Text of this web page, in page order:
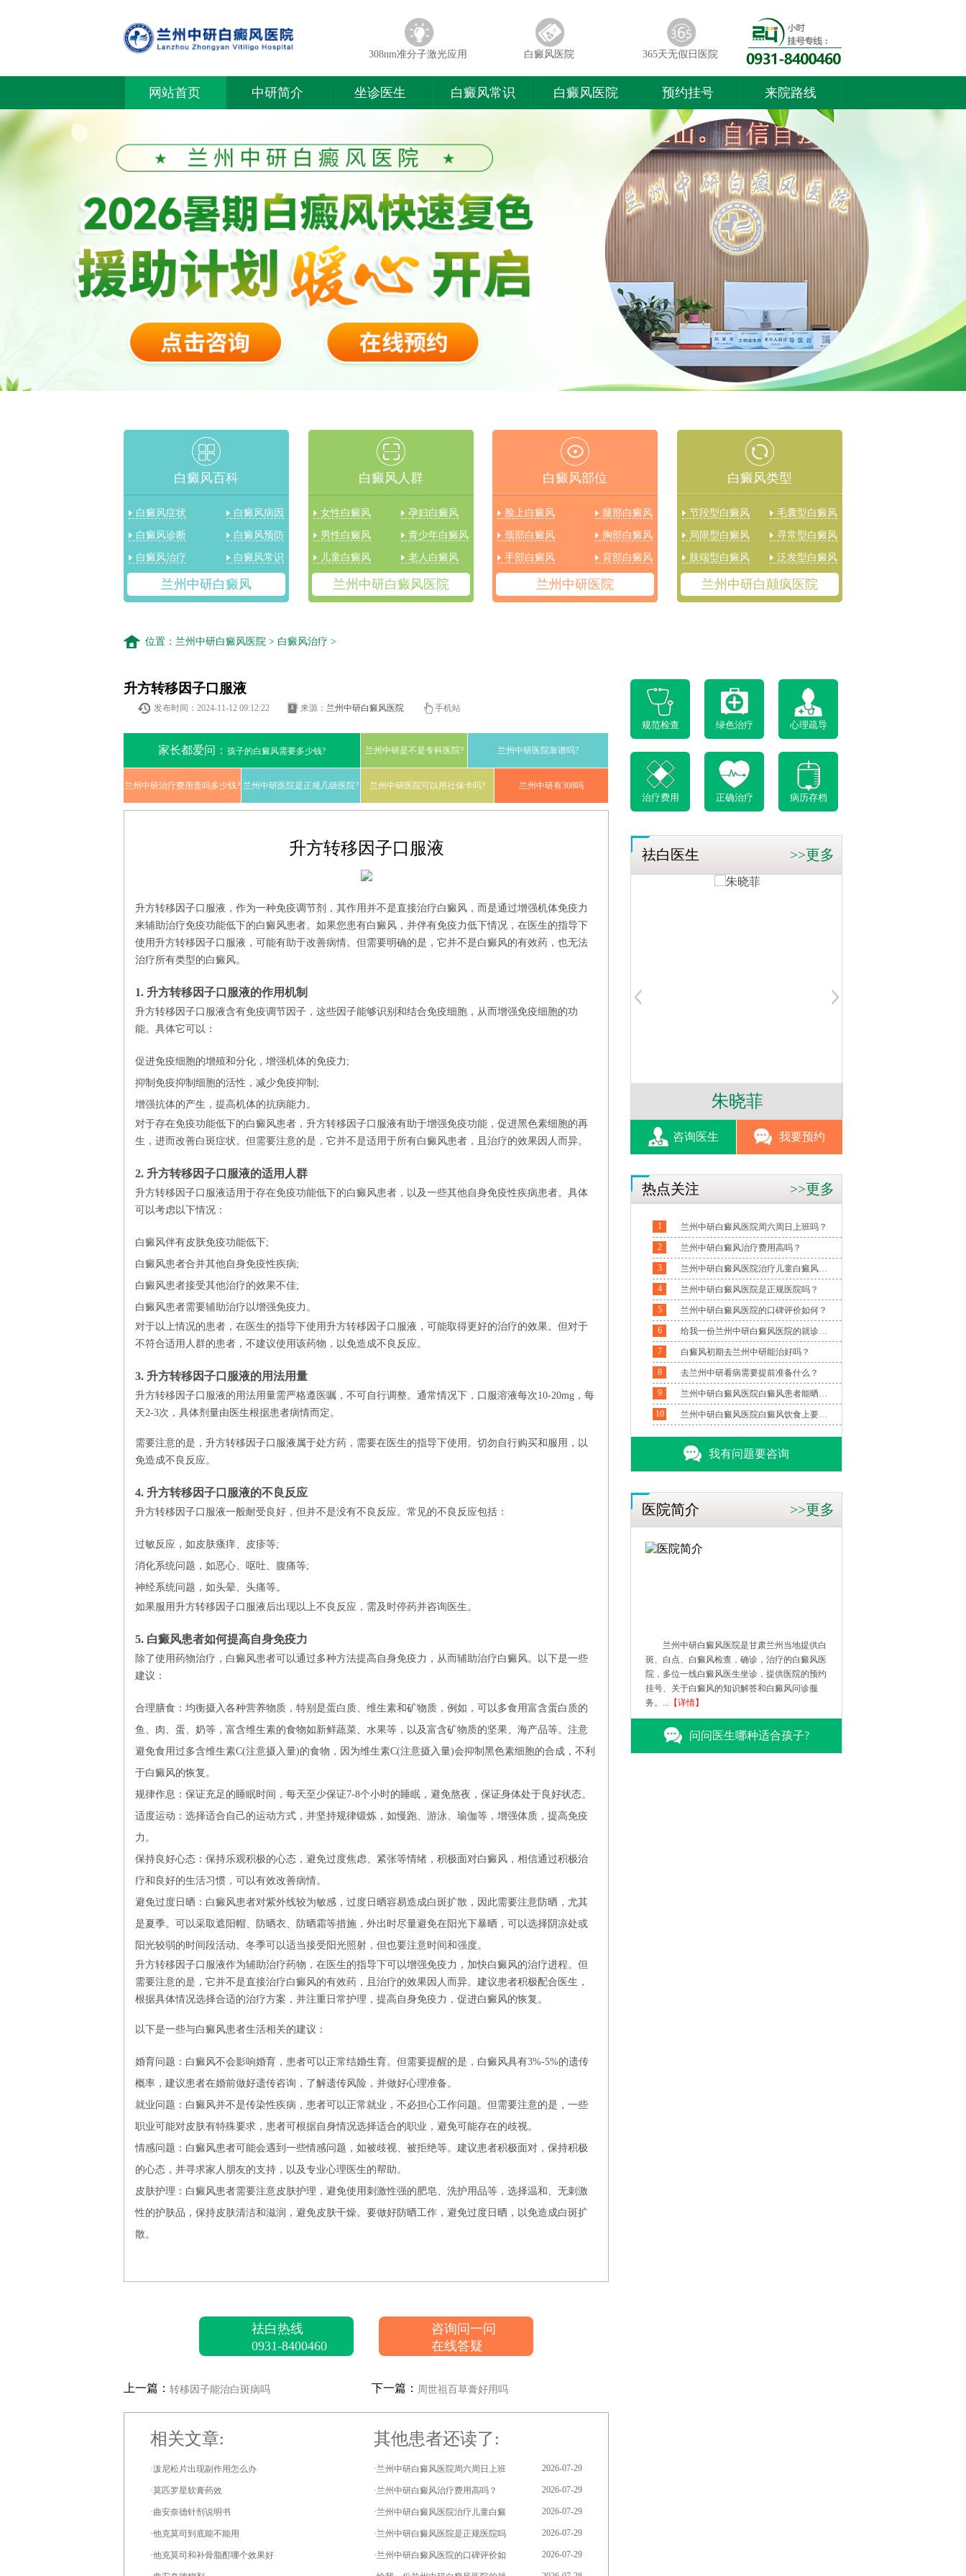
308nm准分子激光应用 白癜风医院 365天无假日医院
网站首页 中研简介 坐诊医生 白癜风常识 白癜风医院 预约挂号 来院路线
白癜风百科
白癜风症状
白癜风诊断
白癜风治疗
白癜风病因
白癜风预防
白癜风常识
兰州中研白癜风
白癜风人群
女性白癜风
男性白癜风
儿童白癜风
孕妇白癜风
青少年白癜风
老人白癜风
兰州中研白癜风医院
白癜风部位
脸上白癜风
颈部白癜风
手部白癜风
腿部白癜风
胸部白癜风
背部白癜风
兰州中研医院
白癜风类型
节段型白癜风
局限型白癜风
肢端型白癜风
毛囊型白癜风
寻常型白癜风
泛发型白癜风
兰州中研白颠疯医院
位置： 兰州中研白癜风医院 > 白癜风治疗 >
升方转移因子口服液
发布时间：2024-11-12 09:12:22 来源： 兰州中研白癜风医院 手机站
家长都爱问： 孩子的白癜风需要多少钱? 兰州中研是不是专科医院? 兰州中研医院靠谱吗?
兰州中研治疗费用贵吗多少钱? 兰州中研医院是正规几级医院? 兰州中研医院可以用社保卡吗? 兰州中研有308吗
升方转移因子口服液
升方转移因子口服液，作为一种免疫调节剂，其作用并不是直接治疗白癜风，而是通过增强机体免疫力
来辅助治疗免疫功能低下的白癜风患者。如果您患有白癜风，并伴有免疫力低下情况，在医生的指导下
使用升方转移因子口服液，可能有助于改善病情。但需要明确的是，它并不是白癜风的有效药，也无法
治疗所有类型的白癜风。
1. 升方转移因子口服液的作用机制
升方转移因子口服液含有免疫调节因子，这些因子能够识别和结合免疫细胞，从而增强免疫细胞的功
能。具体它可以：
促进免疫细胞的增殖和分化，增强机体的免疫力;
抑制免疫抑制细胞的活性，减少免疫抑制;
增强抗体的产生，提高机体的抗病能力。
对于存在免疫功能低下的白癜风患者，升方转移因子口服液有助于增强免疫功能，促进黑色素细胞的再
生，进而改善白斑症状。但需要注意的是，它并不是适用于所有白癜风患者，且治疗的效果因人而异。
2. 升方转移因子口服液的适用人群
升方转移因子口服液适用于存在免疫功能低下的白癜风患者，以及一些其他自身免疫性疾病患者。具体
可以考虑以下情况：
白癜风伴有皮肤免疫功能低下;
白癜风患者合并其他自身免疫性疾病;
白癜风患者接受其他治疗的效果不佳;
白癜风患者需要辅助治疗以增强免疫力。
对于以上情况的患者，在医生的指导下使用升方转移因子口服液，可能取得更好的治疗的效果。但对于
不符合适用人群的患者，不建议使用该药物，以免造成不良反应。
3. 升方转移因子口服液的用法用量
升方转移因子口服液的用法用量需严格遵医嘱，不可自行调整。通常情况下，口服溶液每次10-20mg，每
天2-3次，具体剂量由医生根据患者病情而定。
需要注意的是，升方转移因子口服液属于处方药，需要在医生的指导下使用。切勿自行购买和服用，以
免造成不良反应。
4. 升方转移因子口服液的不良反应
升方转移因子口服液一般耐受良好，但并不是没有不良反应。常见的不良反应包括：
过敏反应，如皮肤瘙痒、皮疹等;
消化系统问题，如恶心、呕吐、腹痛等;
神经系统问题，如头晕、头痛等。
如果服用升方转移因子口服液后出现以上不良反应，需及时停药并咨询医生。
5. 白癜风患者如何提高自身免疫力
除了使用药物治疗，白癜风患者可以通过多种方法提高自身免疫力，从而辅助治疗白癜风。以下是一些
建议：
合理膳食：均衡摄入各种营养物质，特别是蛋白质、维生素和矿物质，例如，可以多食用富含蛋白质的
鱼、肉、蛋、奶等，富含维生素的食物如新鲜蔬菜、水果等，以及富含矿物质的坚果、海产品等。注意
避免食用过多含维生素C(注意摄入量)的食物，因为维生素C(注意摄入量)会抑制黑色素细胞的合成，不利
于白癜风的恢复。
规律作息：保证充足的睡眠时间，每天至少保证7-8个小时的睡眠，避免熬夜，保证身体处于良好状态。
适度运动：选择适合自己的运动方式，并坚持规律锻炼，如慢跑、游泳、瑜伽等，增强体质，提高免疫
力。
保持良好心态：保持乐观积极的心态，避免过度焦虑、紧张等情绪，积极面对白癜风，相信通过积极治
疗和良好的生活习惯，可以有效改善病情。
避免过度日晒：白癜风患者对紫外线较为敏感，过度日晒容易造成白斑扩散，因此需要注意防晒，尤其
是夏季。可以采取遮阳帽、防晒衣、防晒霜等措施，外出时尽量避免在阳光下暴晒，可以选择阴凉处或
阳光较弱的时间段活动。冬季可以适当接受阳光照射，但也要注意时间和强度。
升方转移因子口服液作为辅助治疗药物，在医生的指导下可以增强免疫力，加快白癜风的治疗进程。但
需要注意的是，它并不是直接治疗白癜风的有效药，且治疗的效果因人而异。建议患者积极配合医生，
根据具体情况选择合适的治疗方案，并注重日常护理，提高自身免疫力，促进白癜风的恢复。
以下是一些与白癜风患者生活相关的建议：
婚育问题：白癜风不会影响婚育，患者可以正常结婚生育。但需要提醒的是，白癜风具有3%-5%的遗传
概率，建议患者在婚前做好遗传咨询，了解遗传风险，并做好心理准备。
就业问题：白癜风并不是传染性疾病，患者可以正常就业，不必担心工作问题。但需要注意的是，一些
职业可能对皮肤有特殊要求，患者可根据自身情况选择适合的职业，避免可能存在的歧视。
情感问题：白癜风患者可能会遇到一些情感问题，如被歧视、被拒绝等。建议患者积极面对，保持积极
的心态，并寻求家人朋友的支持，以及专业心理医生的帮助。
皮肤护理：白癜风患者需要注意皮肤护理，避免使用刺激性强的肥皂、洗护用品等，选择温和、无刺激
性的护肤品，保持皮肤清洁和滋润，避免皮肤干燥。要做好防晒工作，避免过度日晒，以免造成白斑扩
散。
祛白热线
0931-8400460
咨询问一问
在线答疑
上一篇： 转移因子能治白斑病吗 下一篇： 周世祖百草膏好用吗
相关文章:
·泼尼松片出现副作用怎么办
·莫匹罗星软膏药效
·曲安奈德针剂说明书
·他克莫司到底能不能用
·他克莫司和补骨脂酊哪个效果好
其他患者还读了:
·兰州中研白癜风医院周六周日上班 2026-07-29
·兰州中研白癜风治疗费用高吗？ 2026-07-29
·兰州中研白癜风医院治疗儿童白癜 2026-07-29
·兰州中研白癜风医院是正规医院吗 2026-07-29
·兰州中研白癜风医院的口碑评价如 2026-07-29
规范检查 绿色治疗 心理疏导
治疗费用 正确治疗 病历存档
祛白医生 >>更多
侯慧永 朱少云
咨询医生 我要预约
热点关注 >>更多
1
兰州中研白癜风医院周六周日上班吗？
2
兰州中研白癜风治疗费用高吗？
3
兰州中研白癜风医院治疗儿童白癜风怎么样？
4
兰州中研白癜风医院是正规医院吗？
5
兰州中研白癜风医院的口碑评价如何？
6
给我一份兰州中研白癜风医院的就诊指南？
7
白癜风初期去兰州中研能治好吗？
8
去兰州中研看病需要提前准备什么？
9
兰州中研白癜风医院白癜风患者能晒太阳吗？
10
兰州中研白癜风医院白癜风饮食上要注意什么
我有问题要咨询
医院简介 >>更多
兰州中研白癜风医院是甘肃兰州当地提供白
斑、白点、白癜风检查，确诊，治疗的白癜风医
院，多位一线白癜风医生坐诊，提供医院的预约
挂号、关于白癜风的知识解答和白癜风问诊服
务。... 【详情】
问问医生哪种适合孩子?